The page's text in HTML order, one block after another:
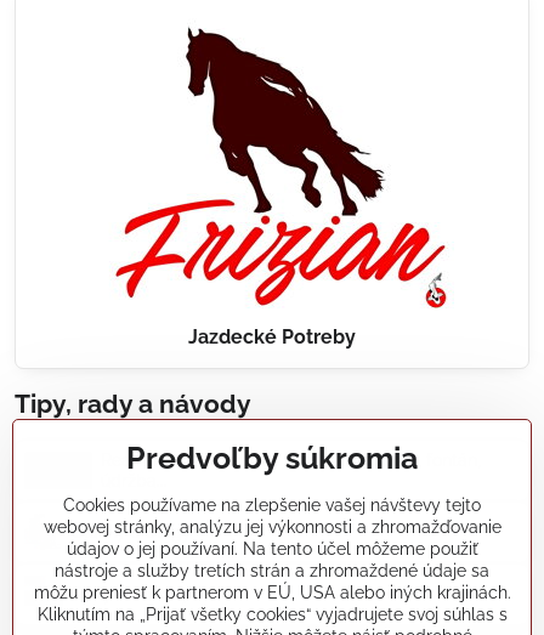
Jazdecké Potreby
Tipy, rady a návody
Realizácie záhradných jazierok, bazénov, fontán,
Články a blogy
Rady a návody
Predvoľby súkromia
Cookies používame na zlepšenie vašej návštevy tejto
webovej stránky, analýzu jej výkonnosti a zhromažďovanie
údajov o jej používaní. Na tento účel môžeme použiť
nástroje a služby tretích strán a zhromaždené údaje sa
môžu preniesť k partnerom v EÚ, USA alebo iných krajinách.
Kliknutím na „Prijať všetky cookies“ vyjadrujete svoj súhlas s